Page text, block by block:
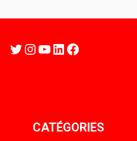
Twitter
Instagram
YouTube
LinkedIn
Facebook
CATÉGORIES